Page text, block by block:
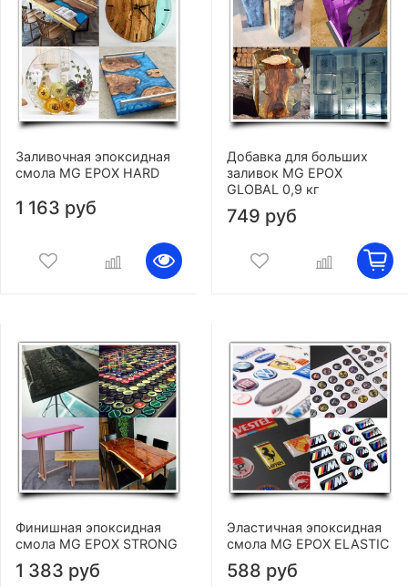
Заливочная эпоксидная
смола MG EPOX HARD
1 163 руб
Добавка для больших
заливок MG EPOX
GLOBAL 0,9 кг
749 руб
Финишная эпоксидная
смола MG EPOX STRONG
1 383 руб
Эластичная эпоксидная
смола MG EPOX ELASTIC
588 руб